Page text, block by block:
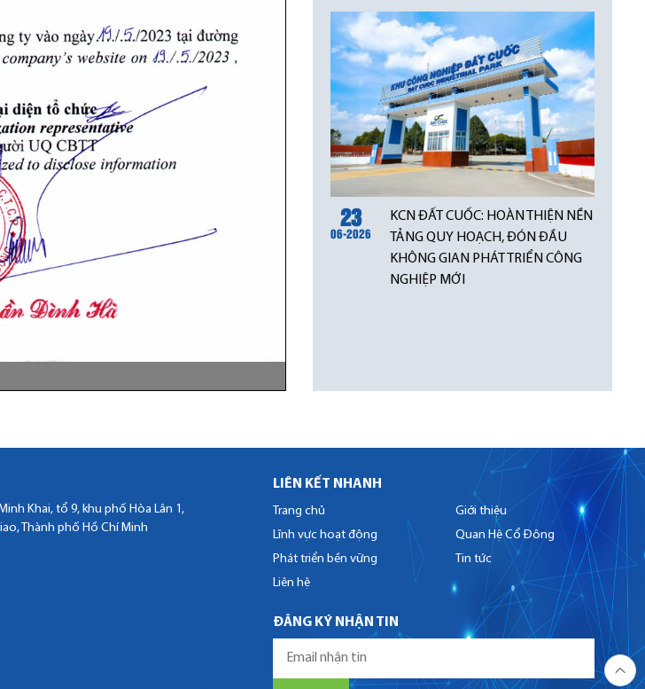
23
06-2026
KCN ĐẤT CUỐC: HOÀN THIỆN NỀN
TẢNG QUY HOẠCH, ĐÓN ĐẦU
KHÔNG GIAN PHÁT TRIỂN CÔNG
NGHIỆP MỚI
Khai, tổ 9, khu phố Hòa Lân 1,
Thành phố Hồ Chí Minh
LIÊN KẾT NHANH
Trang chủ
Giới thiệu
Lĩnh vực hoạt động
Quan Hệ Cổ Đông
Phát triển bền vững
Tin tức
Liên hệ
ĐĂNG KÝ NHẬN TIN